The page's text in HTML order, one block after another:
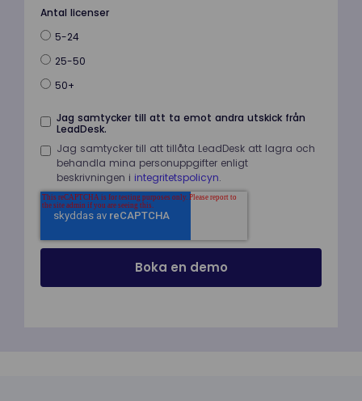
Antal licenser
5-24
25-50
50+
Jag samtycker till att ta emot andra utskick från
LeadDesk.
Jag samtycker till att tillåta LeadDesk att lagra och
behandla mina personuppgifter enligt
beskrivningen i integritetspolicyn.